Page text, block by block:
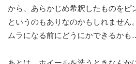
から、あらかじめ希釈したものをピ
というのもありなのかもしれません
ムラになる前にどうにかできるかも